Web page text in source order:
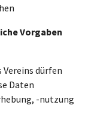
Vorgaben
dürfen
Daten
-nutzung